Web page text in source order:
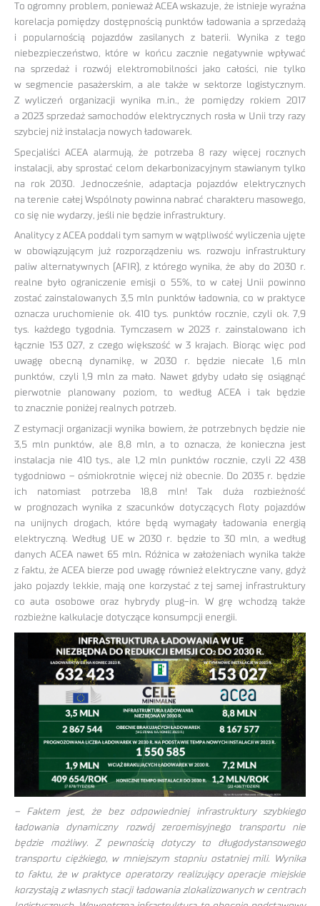
To ogromny problem, ponieważ ACEA wskazuje, że istnieje wyraźna
korelacja pomiędzy dostępnością punktów ładowania a sprzedażą
i popularnością pojazdów zasilanych z baterii. Wynika z tego
niebezpieczeństwo, które w końcu zacznie negatywnie wpływać
na sprzedaż i rozwój elektromobilności jako całości, nie tylko
w segmencie pasażerskim, a ale także w sektorze logistycznym.
Z wyliczeń organizacji wynika m.in., że pomiędzy rokiem 2017
a 2023 sprzedaż samochodów elektrycznych rosła w Unii trzy razy
szybciej niż instalacja nowych ładowarek.
Specjaliści ACEA alarmują, że potrzeba 8 razy więcej rocznych
instalacji, aby sprostać celom dekarbonizacyjnym stawianym tylko
na rok 2030. Jednocześnie, adaptacja pojazdów elektrycznych
na terenie całej Wspólnoty powinna nabrać charakteru masowego,
co się nie wydarzy, jeśli nie będzie infrastruktury.
Analitycy z ACEA poddali tym samym w wątpliwość wyliczenia ujęte
w obowiązującym już rozporządzeniu ws. rozwoju infrastruktury
paliw alternatywnych (AFIR), z którego wynika, że aby do 2030 r.
realne było ograniczenie emisji o 55%, to w całej Unii powinno
zostać zainstalowanych 3,5 mln punktów ładownia, co w praktyce
oznacza uruchomienie ok. 410 tys. punktów rocznie, czyli ok. 7,9
tys. każdego tygodnia. Tymczasem w 2023 r. zainstalowano ich
łącznie 153 027, z czego większość w 3 krajach. Biorąc więc pod
uwagę obecną dynamikę, w 2030 r. będzie niecałe 1,6 mln
punktów, czyli 1,9 mln za mało. Nawet gdyby udało się osiągnąć
pierwotnie planowany poziom, to według ACEA i tak będzie
to znacznie poniżej realnych potrzeb.
Z estymacji organizacji wynika bowiem, że potrzebnych będzie nie
3,5 mln punktów, ale 8,8 mln, a to oznacza, że konieczna jest
instalacja nie 410 tys., ale 1,2 mln punktów rocznie, czyli 22 438
tygodniowo – ośmiokrotnie więcej niż obecnie. Do 2035 r. będzie
ich natomiast potrzeba 18,8 mln! Tak duża rozbieżność
w prognozach wynika z szacunków dotyczących floty pojazdów
na unijnych drogach, które będą wymagały ładowania energią
elektryczną. Według UE w 2030 r. będzie to 30 mln, a według
danych ACEA nawet 65 mln. Różnica w założeniach wynika także
z faktu, że ACEA bierze pod uwagę również elektryczne vany, gdyż
jako pojazdy lekkie, mają one korzystać z tej samej infrastruktury
co auta osobowe oraz hybrydy plug-in. W grę wchodzą także
rozbieżne kalkulacje dotyczące konsumpcji energii.
– Faktem jest, że bez odpowiedniej infrastruktury szybkiego
ładowania dynamiczny rozwój zeroemisyjnego transportu nie
będzie możliwy. Z pewnością dotyczy to długodystansowego
transportu ciężkiego, w mniejszym stopniu ostatniej mili. Wynika
to faktu, że w praktyce operatorzy realizujący operacje miejskie
korzystają z własnych stacji ładowania zlokalizowanych w centrach